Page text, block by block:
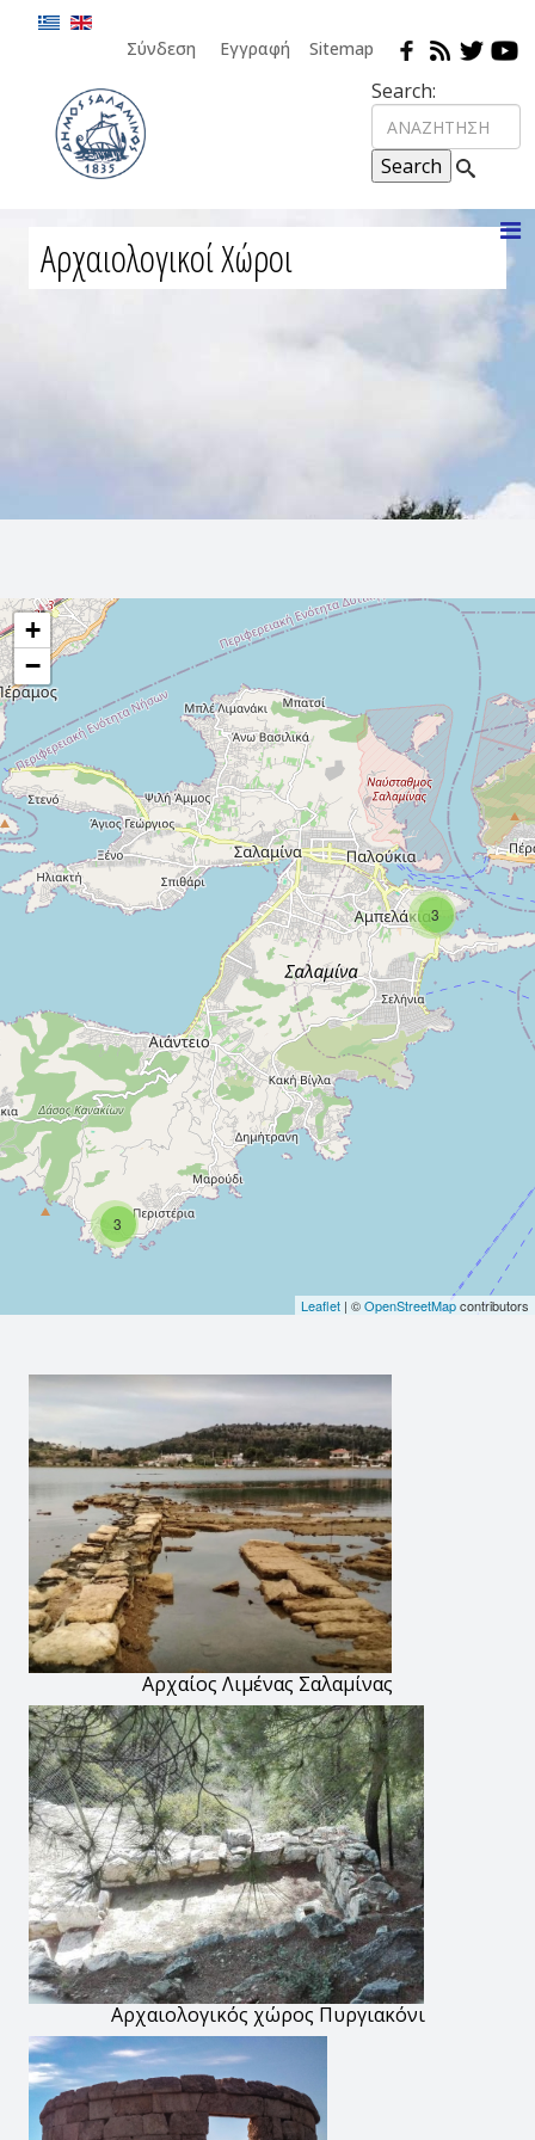
Σύνδεση Εγγραφή Sitemap
Search:
Αρχαιολογικοί Χώροι
3
3
+
−
Leaflet | ©OpenStreetMapcontributors
Αρχαίος Λιμένας Σαλαμίνας
Αρχαιολογικός χώρος Πυργιακόνι